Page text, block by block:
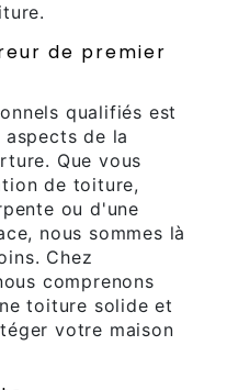
de premier
qualifiés est
de la
Que vous
de toiture,
ou d'une
nous sommes là
Chez
comprenons
toiture solide et
votre maison